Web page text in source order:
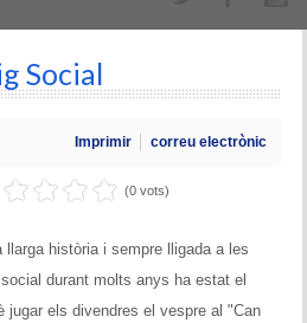
Social
Imprimir correu electrònic
(0 vots)
història i sempre lligada a les
durant molts anys ha estat el
jugar els divendres el vespre al "Can